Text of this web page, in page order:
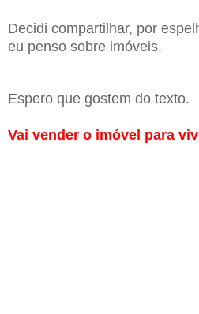
Decidi compartilhar, por
eu penso sobre imóveis.
Espero que gostem do texto.
Vai vender o imóvel para